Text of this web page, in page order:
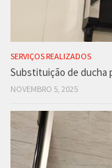
SERVIÇOS REALIZADOS
Substituição de ducha
NOVEMBRO 5, 2025